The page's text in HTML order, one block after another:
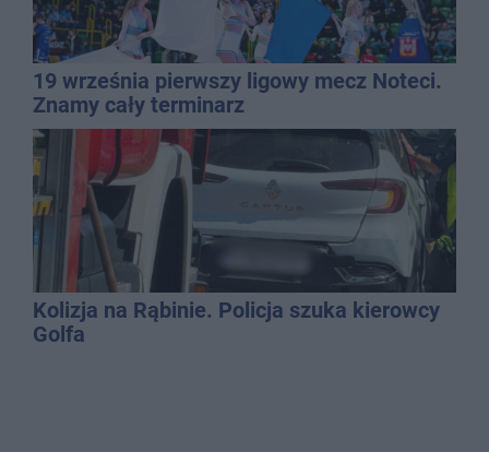
19 września pierwszy ligowy mecz Noteci.
Znamy cały terminarz
Kolizja na Rąbinie. Policja szuka kierowcy
Golfa